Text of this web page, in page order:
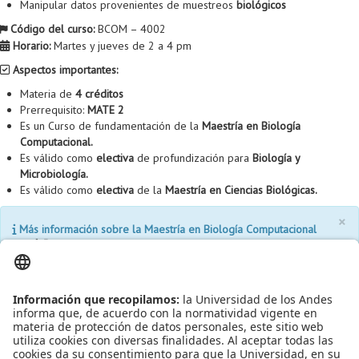
Manipular datos provenientes de muestreos biológicos
Código del curso:BCOM – 4002
Horario:Martes y jueves de 2 a 4 pm
Aspectos importantes:
Materia de 4 créditos
Prerrequisito: MATE 2
Es un Curso de fundamentación de la Maestría en Biología
Computacional.
Es válido como electiva de profundización para Biología y
Microbiología.
Es válido como electiva de la Maestría en Ciencias Biológicas.
×
Más información sobre la Maestría en Biología Computacional
Leído5810 Tiempo Última modificación Jueves, 04 Diciembre 2014 12:07
Proyecto de grado
Reingreso
Reintegro
Retiro voluntario
Transferencia
Tarifas
Grado